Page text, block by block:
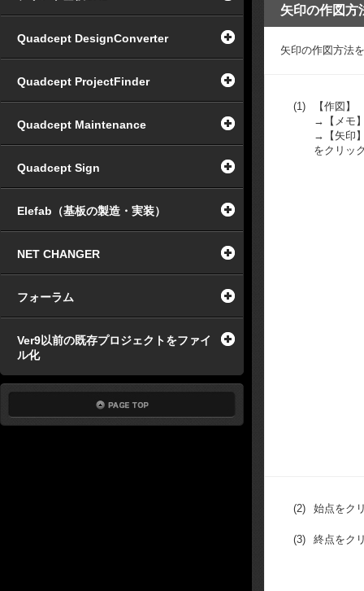
Quadcept DesignConverter
Quadcept ProjectFinder
Quadcept Maintenance
Quadcept Sign
Elefab（基板の製造・実装）
NET CHANGER
フォーラム
Ver9以前の既存プロジェクトをファイ
ル化
矢印の作図方
矢印の作図方法
(1)
【作図】
→【メモ
→【矢印
をクリッ
(2) 始点をク
(3) 終点をク